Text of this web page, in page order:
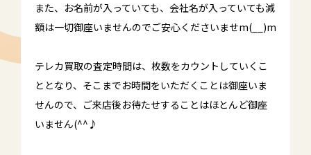
また、お名前が入っていても、会社名が入っていても減
額は一切御座いませんのでご安心くださいませm(__)m
テレカ買取の査定時間は、枚数をカウントしていくこ
ととなり、そこまでお時間をいただくことは御座いま
せんので、ご来店後お待たせすることはほとんど御座
いません(^^♪